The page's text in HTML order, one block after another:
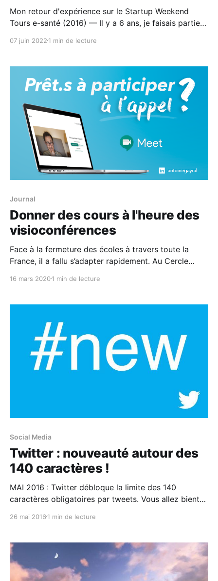
Mon retour d'expérience sur le Startup Weekend
Tours e-santé (2016) — Il y a 6 ans, je faisais partie
e-santé ! Sauf que...
07 juin 2022 1 min de lecture
Journal
Donner des cours à l'heure des
visioconférences
Face à la fermeture des écoles à travers toute la
France, il a fallu s’adapter rapidement. Au Cercle
16 mars 20201 min de lecture
Social Media
Twitter : nouveauté autour des
140 caractères !
MAI 2016 : Twitter débloque la limite des 140
caractères obligatoires par tweets. Vous allez bientôt
26 mai 2016 1 min de lecture